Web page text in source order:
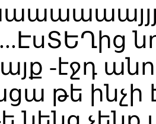
-էջդ
թե ինչի